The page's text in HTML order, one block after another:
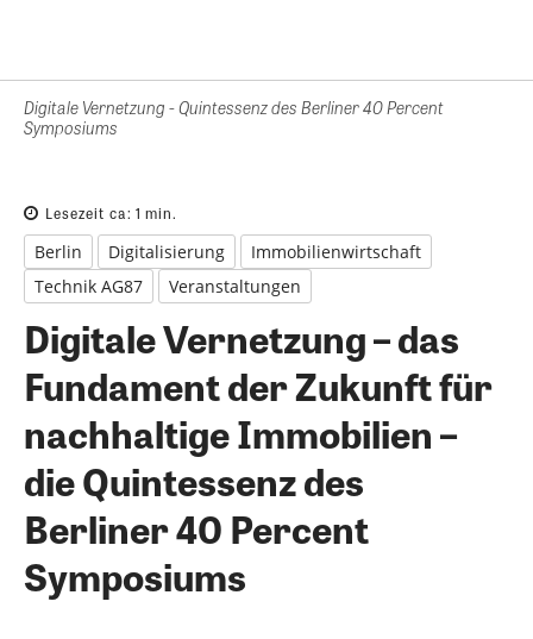
Digitale Vernetzung - Quintessenz des Berliner 40 Percent
Symposiums
Lesezeit ca: 1 min.
Berlin Digitalisierung
Immobilienwirtschaft
Technik AG87
Veranstaltungen
Digitale Vernetzung – das
Fundament der Zukunft für
nachhaltige Immobilien –
die Quintessenz des
Berliner 40 Percent
Symposiums